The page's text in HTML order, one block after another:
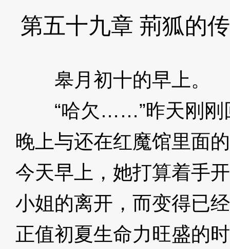
第五十九章 荊狐的
皋月初十的早上。
“哈欠……”昨天刚刚
晚上与还在红魔馆里面
今天早上，她打算着手
小姐的离开，而变得已
正值初夏生命力旺盛的